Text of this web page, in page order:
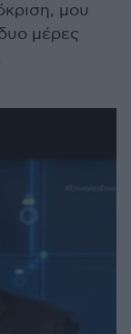
μου
μέρες